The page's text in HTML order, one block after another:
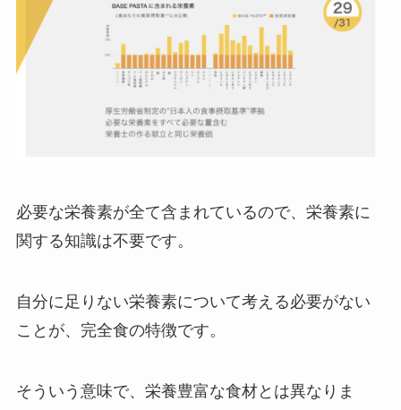
必要な栄養素が全て含まれているので、栄養素に
関する知識は不要です。
自分に足りない栄養素について考える必要がない
ことが、完全食の特徴です。
そういう意味で、栄養豊富な食材とは異なりま